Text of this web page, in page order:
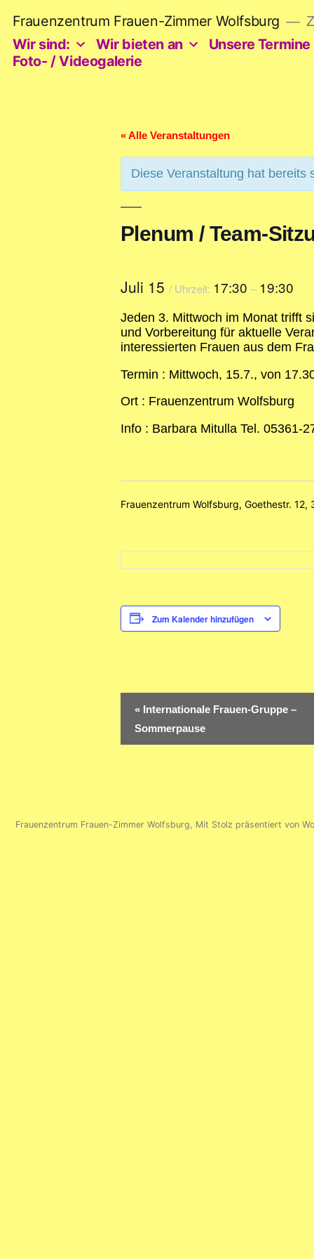
Inhalt
springen
Frauenzentrum Frauen-Zimmer Wolfsburg
Wir sind: Wir bieten an
Unsere
Foto- / Videogalerie
« Alle Veranstaltungen
Diese Veranstaltung hat bereits
Plenum / Team-
Juli 15 / Uhrzeit: 17:30 – 19:30
Jeden 3. Mittwoch im Monat trifft
und Vorbereitung für aktuelle
interessierten Frauen aus dem
Termin : Mittwoch, 15.7., von
Ort : Frauenzentrum Wolfsburg
Info : Barbara Mitulla Tel. 05361-
Frauenzentrum Wolfsburg, Goethestr.
Zum Kalender hinzufügen
Veranstaltung-
Navigation
« Internationale Frauen-Gruppe –
Sommerpause
Frauenzentrum Frauen-Zimmer Wolfsburg, Mit Stolz präsentiert von